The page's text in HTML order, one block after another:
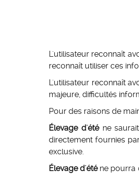
L'utilisateur reconnaît
reconnaît utiliser ces
L'utilisateur reconnaît
majeure, difficultés
Pour des raisons de
Élevage d'éténe
directement fournies
exclusive.
Élevage d'éténe pourra